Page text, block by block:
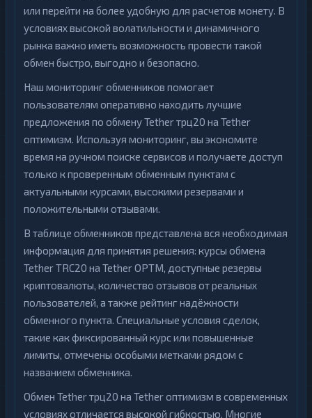
или перейти на более удобную для расчетов монету. В
условиях высокой волатильности и динамичного
рынка важно иметь возможность провести такой
обмен быстро, выгодно и безопасно.
Наш мониторинг обменников помогает
пользователям оперативно находить лучшие
предложения по обмену Tether трц20 на Tether
оптимизм. Используя мониторинг, вы экономите
время на ручном поиске сервисов и получаете доступ
только к проверенным обменным пунктам с
актуальными курсами, высокими резервами и
положительными отзывами.
В таблице обменников представлена вся необходимая
информация для принятия решения: курсы обмена
Tether TRC20 на Tether OPTM, доступные резервы
криптовалюты, количество отзывов от реальных
пользователей, а также рейтинг надёжности
обменного пункта. Специальные условия сделок,
такие как фиксированный курс или повышенные
лимиты, отмечены особыми метками рядом с
названием обменника.
Обмен Tether трц20 на Tether оптимизм в современных
условиях отличается высокой гибкостью. Многие